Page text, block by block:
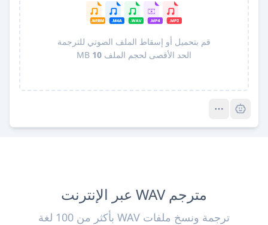
قم بتحميل أو إسقاط الملف الصوتي للترجمة
الحد الأقصى لحجم الملف 10
مترجم WAV عبر الإنترنت
ترجمة ونسخ ملفات WAV بأكثر من 100 لغة